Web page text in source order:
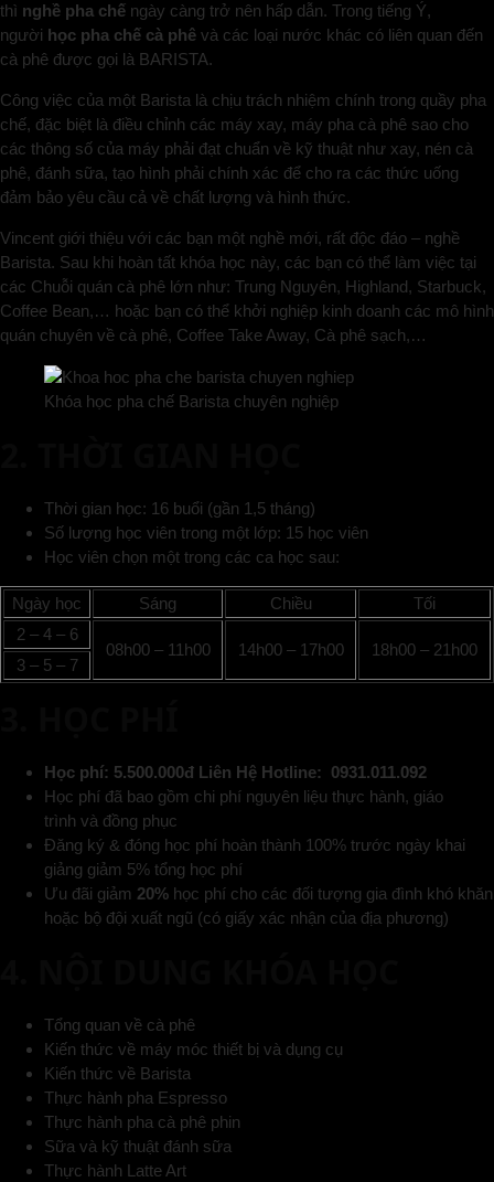
thì nghề pha chế ngày càng trở nên hấp dẫn. Trong tiếng Ý,
người học pha chế cà phê và các loại nước khác có liên quan đến
cà phê được gọi là BARISTA.
Công việc của một Barista là chịu trách nhiệm chính trong quầy pha
chế, đặc biệt là điều chỉnh các máy xay, máy pha cà phê sao cho
các thông số của máy phải đạt chuẩn về kỹ thuật như xay, nén cà
phê, đánh sữa, tạo hình phải chính xác để cho ra các thức uống
đảm bảo yêu cầu cả về chất lượng và hình thức.
Vincent giới thiệu với các bạn một nghề mới, rất độc đáo – nghề
Barista. Sau khi hoàn tất khóa học này, các bạn có thể làm việc tại
các Chuỗi quán cà phê lớn như: Trung Nguyên, Highland, Starbuck,
Coffee Bean,… hoặc bạn có thể khởi nghiệp kinh doanh các mô hình
quán chuyên về cà phê, Coffee Take Away, Cà phê sạch,…
Khóa học pha chế Barista chuyên nghiệp
Thời gian học: 16 buổi (gần 1,5 tháng)
Số lượng học viên trong một lớp: 15 học viên
Học viên chọn một trong các ca học sau:
Ngày học Sáng Chiều
Tối
2 – 4 – 6
08h00 – 11h00
14h00 – 17h00
18h00 – 21h00
3 – 5 – 7
Học phí: 5.500.000đ Liên Hệ Hotline: 0931.011.092
Học phí đã bao gồm chi phí nguyên liệu thực hành, giáo
trình và đồng phục
Đăng ký & đóng học phí hoàn thành 100% trước ngày khai
giảng giảm 5% tổng học phí
Ưu đãi giảm 20% học phí cho các đối tượng gia đình khó khăn
hoặc bộ đội xuất ngũ (có giấy xác nhận của địa phương)
Tổng quan về cà phê
Kiến thức về máy móc thiết bị và dụng cụ
Kiến thức về Barista
Thực hành pha Espresso
Thực hành pha cà phê phin
Sữa và kỹ thuật đánh sữa
Thực hành Latte Art